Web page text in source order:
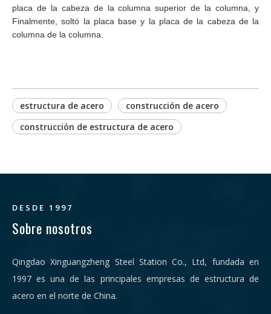
placa de la cabeza de la columna superior de la columna, y
Finalmente, soltó la placa base y la placa de la cabeza de la
columna de la columna.
estructura de acero
construcción de acero
construcción de estructura de acero
DESDE 1997
Sobre nosotros
Qingdao Xinguangzheng Steel Station Co., Ltd, fundada en
1997 es una de las principales empresas de estructura de
acero en el norte de China.